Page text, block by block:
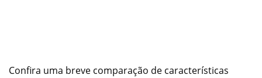
Confira uma breve comparação de características